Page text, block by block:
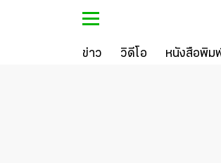
ข่าว วิดีโอ หนังสือพิม